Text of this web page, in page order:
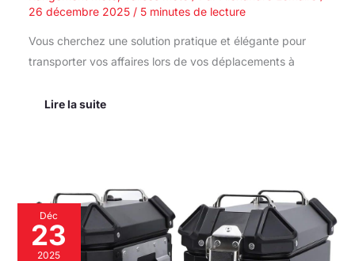
26 décembre 2025 / 5 minutes de lecture
Vous cherchez une solution pratique et élégante pour
transporter vos affaires lors de vos déplacements à
Lire la suite
Déc
23
2025
Test
des
valises
latérales